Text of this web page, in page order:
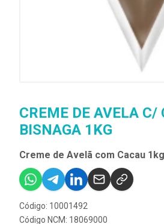
CREME DE AVELA C/
BISNAGA 1KG
Creme de Avelã com Cacau 1kg
Código: 10001492
Código NCM: 18069000